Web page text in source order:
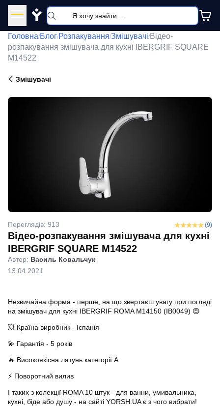
Y
Головна/Блог/Розпакування/Змішувачі/Відео-
розпакування змішувача для кухні IBERGRIF SQUARE
M14522
Змішувачі
Переглядів: 913 (9)
Відео-розпакування змішувача для кухні
IBERGRIF SQUARE M14522
Автор: Василь Ковальчук
13.04.2021
Незвичайна форма - перше, на що звертаєш увагу при погляді
на змішувач для кухні IBERGRIF ROMA M14150 (IB0049) 😍
💥 Країна виробник - Іспанія
💫 Гарантія - 5 років
🔥 Високоякісна латунь категорії А
⚡️ Поворотний вилив
І таких з колекції ROMA 10 штук - для ванни, умивальника,
кухні, біде або душу - на сайті YORSH.UA є з чого вибрати!